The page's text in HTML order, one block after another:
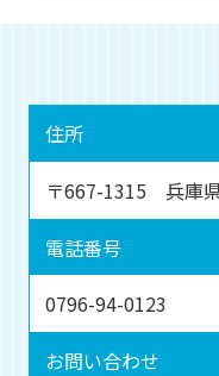
住所
〒667-1315 兵庫
電話番号
0796-94-0123
お問い合わせ